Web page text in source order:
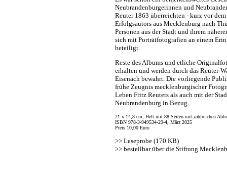
Neubrandenburgerinnen und
Reuter 1863 überreichten - kurz vor
Erfolgsautors aus Mecklenburg nach
Personen aus der Stadt und ihrem
sich mit Porträtfotografien an einem
beteiligt.
Reste des Albums und etliche
erhalten und werden durch das Reuter-
Eisenach bewahrt. Die vorliegende
frühe Zeugnis mecklenburgischer
Leben Fritz Reuters als auch mit der
Neubrandenburg in Bezug.
21 x 14,8 cm, Heft mit 88 Seiten mit zahlreichen
ISBN 978-3-949534-29-4, März 2025
Preis 10,00 Euro
>> Leseprobe (170 KB)
>> bestellbar über die Stiftung